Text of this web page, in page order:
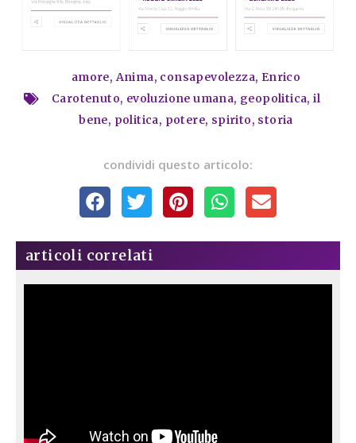
amore, Anima, consapevolezza, Enrico
Carotenuto, evoluzione umana, geopolitica,il
bene, politica, potere, spirito, storia
condividi questo articolo:
articoli correlati